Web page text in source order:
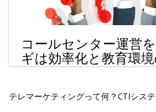
コールセンター運営
ギは効率化と教育環
テレマーケティングって何？CTIシス